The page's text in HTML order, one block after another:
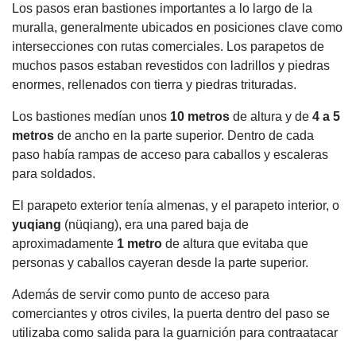
Los pasos eran bastiones importantes a lo largo de la
muralla, generalmente ubicados en posiciones clave como
intersecciones con rutas comerciales. Los parapetos de
muchos pasos estaban revestidos con ladrillos y piedras
enormes, rellenados con tierra y piedras trituradas.
Los bastiones medían unos 10 metros de altura y de 4 a 5
metros de ancho en la parte superior. Dentro de cada
paso había rampas de acceso para caballos y escaleras
para soldados.
El parapeto exterior tenía almenas, y el parapeto interior, o
yuqiang (nüqiang), era una pared baja de
aproximadamente 1 metro de altura que evitaba que
personas y caballos cayeran desde la parte superior.
Además de servir como punto de acceso para
comerciantes y otros civiles, la puerta dentro del paso se
utilizaba como salida para la guarnición para contraatacar